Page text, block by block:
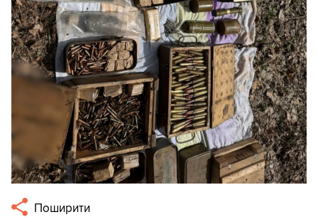
Поширити